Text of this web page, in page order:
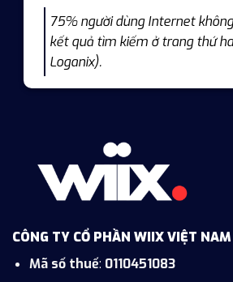
75% người dùng Internet
kết quả tìm kiếm ở trang thứ
Loganix).
CÔNG TY CỔ PHẦN WIIX VIỆT NAM
Mã số thuế: 0110451083